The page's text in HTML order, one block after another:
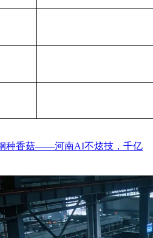
种香菇——河南AI不炫技，千亿